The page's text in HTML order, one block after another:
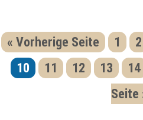
« Vorherige Seite 1 2
10
11 12 13 14
Seite